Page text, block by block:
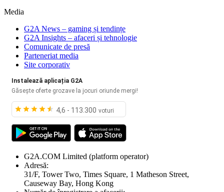
Media
G2A News – gaming și tendințe
G2A Insights – afaceri și tehnologie
Comunicate de presă
Parteneriat media
Site corporativ
Instalează aplicația G2A
Găsește oferte grozave la jocuri oriunde mergi!
4,6 - 113.300 voturi
G2A.COM Limited (platform operator)
Adresă:
31/F, Tower Two, Times Square, 1 Matheson Street,
Causeway Bay, Hong Kong